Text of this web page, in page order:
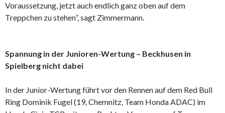
Voraussetzung, jetzt auch endlich ganz oben auf dem
Treppchen zu stehen”, sagt Zimmermann.
Spannung in der Junioren-Wertung – Beckhusen in
Spielberg nicht dabei
In der Junior-Wertung führt vor den Rennen auf dem Red Bull
Ring Dominik Fugel (19, Chemnitz, Team Honda ADAC) im